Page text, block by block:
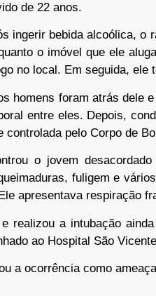
de 22 anos.
ingerir bebida alcoólica, o
o imóvel que ele
no local. Em seguida, ele
homens foram atrás dele
entre eles. Depois,
controlada pelo Corpo de
o jovem
fuligem e
apresentava respiração
realizou a intubação
ao Hospital São
a ocorrência como